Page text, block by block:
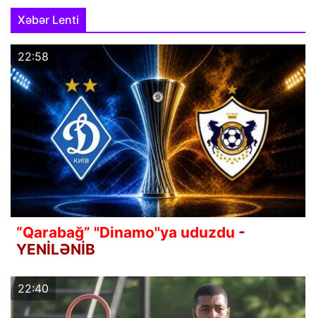
Xəbər Lenti
22:58
“Qarabağ” "Dinamo"ya uduzdu -
YENİLƏNİB
22:40